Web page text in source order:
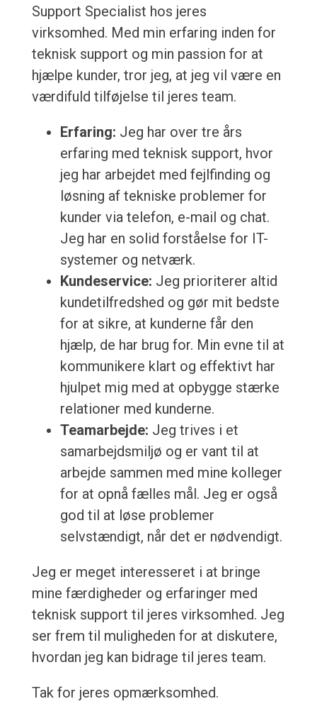
Support Specialist hos jeres
virksomhed. Med min erfaring inden for
teknisk support og min passion for at
hjælpe kunder, tror jeg, at jeg vil være en
værdifuld tilføjelse til jeres team.
Erfaring: Jeg har over tre års
erfaring med teknisk support, hvor
jeg har arbejdet med fejlfinding og
løsning af tekniske problemer for
kunder via telefon, e-mail og chat.
Jeg har en solid forståelse for IT-
systemer og netværk.
Kundeservice: Jeg prioriterer altid
kundetilfredshed og gør mit bedste
for at sikre, at kunderne får den
hjælp, de har brug for. Min evne til at
kommunikere klart og effektivt har
hjulpet mig med at opbygge stærke
relationer med kunderne.
Teamarbejde: Jeg trives i et
samarbejdsmiljø og er vant til at
arbejde sammen med mine kolleger
for at opnå fælles mål. Jeg er også
god til at løse problemer
selvstændigt, når det er nødvendigt.
Jeg er meget interesseret i at bringe
mine færdigheder og erfaringer med
teknisk support til jeres virksomhed. Jeg
ser frem til muligheden for at diskutere,
hvordan jeg kan bidrage til jeres team.
Tak for jeres opmærksomhed.